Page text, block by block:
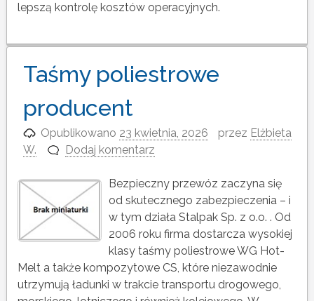
lepszą kontrolę kosztów operacyjnych.
Taśmy poliestrowe
producent
Opublikowano 23 kwietnia, 2026 przez Elżbieta
W.
Dodaj komentarz
Bezpieczny przewóz zaczyna się
od skutecznego zabezpieczenia – i
w tym działa Stalpak Sp. z o.o. . Od
2006 roku firma dostarcza wysokiej
klasy taśmy poliestrowe WG Hot-
Melt a także kompozytowe CS, które niezawodnie
utrzymują ładunki w trakcie transportu drogowego,